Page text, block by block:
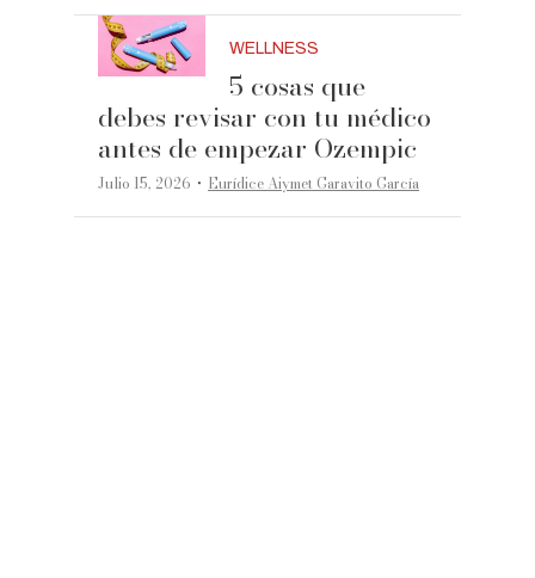
WELLNESS
5 cosas que
debes revisar con tu médico
antes de empezar Ozempic
Julio 15, 2026 ·Eurídice Aiymet Garavito García